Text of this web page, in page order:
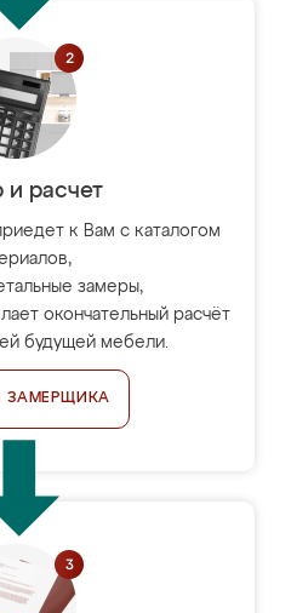
и расчет
к Вам с каталогом
замеры,
окончательный расчёт
будущей мебели.
ЗАМЕРЩИКА